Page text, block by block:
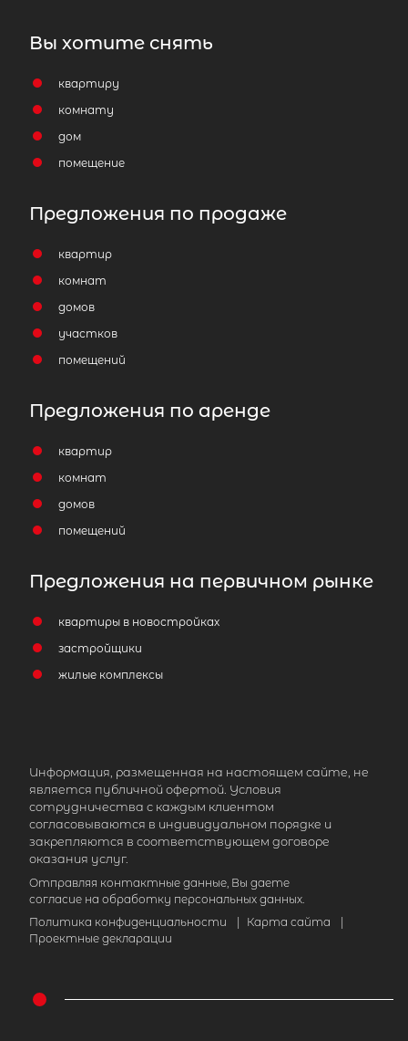
Вы хотите снять
квартиру
комнату
дом
помещение
Предложения по продаже
квартир
комнат
домов
участков
помещений
Предложения по аренде
квартир
комнат
домов
помещений
Предложения на первичном рынке
квартиры в новостройках
застройщики
жилые комплексы
Информация, размещенная на настоящем сайте, не
является публичной офертой. Условия
сотрудничества с каждым клиентом
согласовываются в индивидуальном порядке и
закрепляются в соответствующем договоре
оказания услуг.
Отправляя контактные данные, Вы даете
согласие на обработку персональных данных.
Политика конфиденциальности
Карта сайта
Проектные декларации